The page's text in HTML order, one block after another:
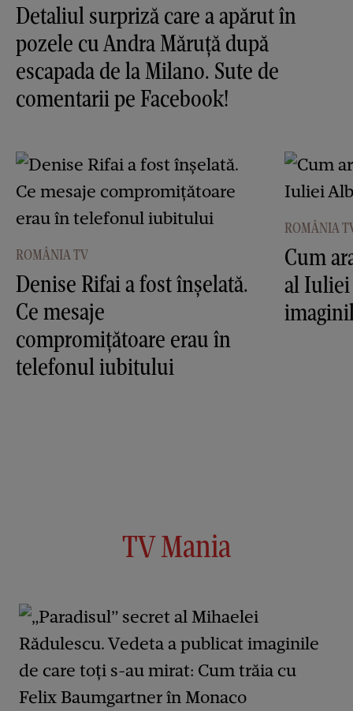
Detaliul surpriză care a apărut în
pozele cu Andra Măruţă după
escapada de la Milano. Sute de
comentarii pe Facebook!
ROMÂNIA TV
Denise Rifai a fost înşelată.
Ce mesaje
compromiţătoare erau în
telefonul iubitului
ROMÂNIA
Cum
al Iuliei
TV Mania